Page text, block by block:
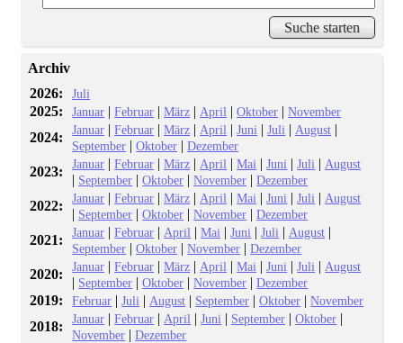
Archiv
2026:
Juli
2025: Januar |Februar |März | April |Oktober |November
2024: Januar |Februar |März | April |Juni |Juli | August |
September |Oktober |Dezember
2023: Januar |Februar |März | April |Mai |Juni |Juli | August
| September |Oktober |November |Dezember
2022: Januar |Februar |März | April |Mai |Juni |Juli | August
| September |Oktober |November |Dezember
2021: Januar |Februar | April |Mai |Juni |Juli | August |
September |Oktober |November |Dezember
2020: Januar |Februar |März | April |Mai |Juni |Juli | August
| September |Oktober |November |Dezember
2019: Februar |Juli | August | September |Oktober |November
2018: Januar |Februar | April |Juni | September |Oktober |
November |Dezember